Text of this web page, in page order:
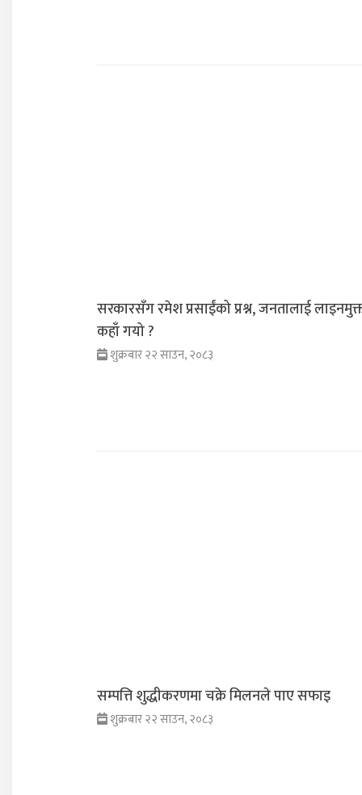
सरकारसँग रमेश प्रसाईंको प्रश्न, जनतालाई
कहाँ गयो ?
शुक्रबार २२ साउन, २०८३
सम्पत्ति शुद्धीकरणमा चक्रे मिलनले पाए सफाइ
शुक्रबार २२ साउन, २०८३